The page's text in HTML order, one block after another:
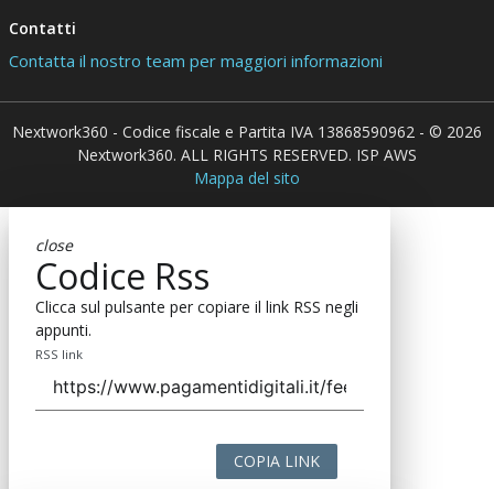
Contatti
Contatta il nostro team per maggiori informazioni
Nextwork360 - Codice fiscale e Partita IVA 13868590962 - © 2026
Nextwork360. ALL RIGHTS RESERVED. ISP AWS
Mappa del sito
close
Codice Rss
Clicca sul pulsante per copiare il link RSS negli
appunti.
RSS link
COPIA LINK